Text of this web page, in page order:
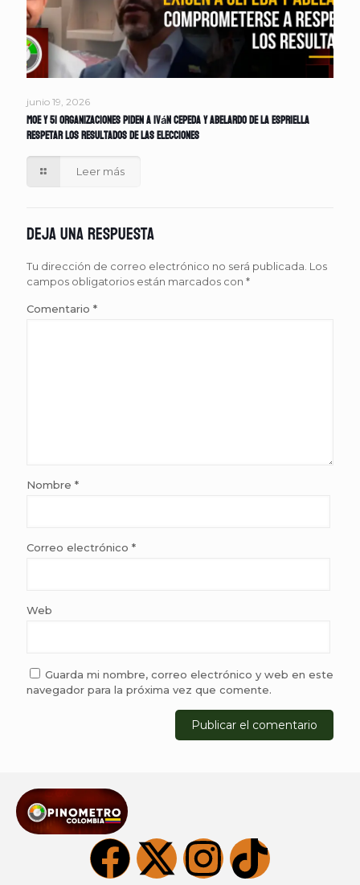
junio 19, 2026
MOE y 51 organizaciones piden a Iván Cepeda y Abelardo de la Espriella
respetar los resultados de las elecciones
Leer más
Deja una respuesta
Tu dirección de correo electrónico no será publicada. Los
campos obligatorios están marcados con *
Comentario *
Nombre *
Correo electrónico *
Web
Guarda mi nombre, correo electrónico y web en este
navegador para la próxima vez que comente.